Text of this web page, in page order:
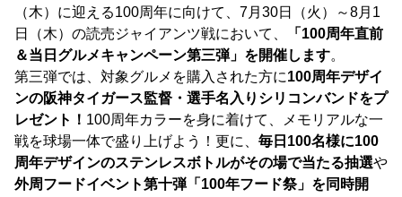
（木）に迎える100周年に向けて、7月30日（火）～8月1
日（木）の読売ジャイアンツ戦において、
「100周年直前
＆当日グルメキャンペーン第三弾」を開催します。
第三弾では、対象グルメを購入された方に100周年デザイ
ンの阪神タイガース監督・選手名入りシリコンバンドをプ
レゼント！ 100周年カラーを身に着けて、メモリアルな一
戦を球場一体で盛り上げよう！更に、 毎日100名様に100
周年デザインのステンレスボトルがその場で当たる抽選や
外周フードイベント第十弾「100年フード祭」を同時開